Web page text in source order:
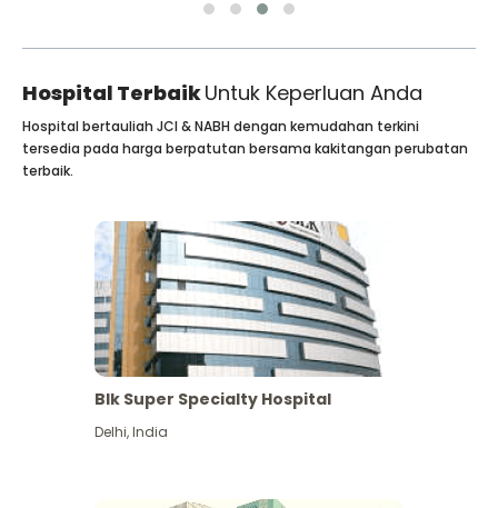
Hospital TerbaikUntuk Keperluan Anda
Hospital bertauliah JCI & NABH dengan kemudahan terkini
tersedia pada harga berpatutan bersama kakitangan perubatan
terbaik.
Blk Super Specialty Hospital
Delhi,India